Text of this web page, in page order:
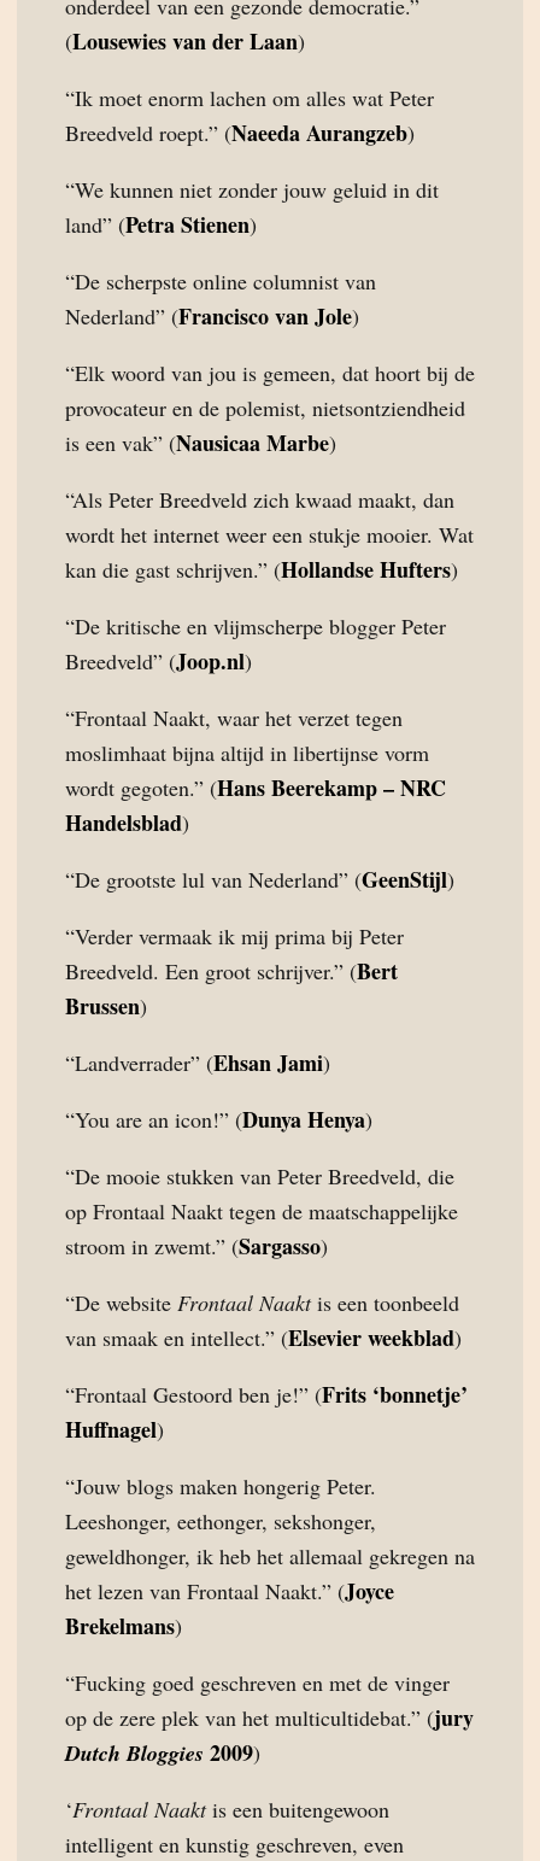
onderdeel van een gezonde democratie.”
(Lousewies van der Laan)
“Ik moet enorm lachen om alles wat Peter
Breedveld roept.” (Naeeda Aurangzeb)
“We kunnen niet zonder jouw geluid in dit
land” (Petra Stienen)
“De scherpste online columnist van
Nederland” (Francisco van Jole)
“Elk woord van jou is gemeen, dat hoort bij de
provocateur en de polemist, nietsontziendheid
is een vak” (Nausicaa Marbe)
“Als Peter Breedveld zich kwaad maakt, dan
wordt het internet weer een stukje mooier. Wat
kan die gast schrijven.” (Hollandse Hufters)
“De kritische en vlijmscherpe blogger Peter
Breedveld” (Joop.nl)
“Frontaal Naakt, waar het verzet tegen
moslimhaat bijna altijd in libertijnse vorm
wordt gegoten.” (Hans Beerekamp – NRC
Handelsblad)
“De grootste lul van Nederland” (GeenStijl)
“Verder vermaak ik mij prima bij Peter
Breedveld. Een groot schrijver.” (Bert
Brussen)
“Landverrader” (Ehsan Jami)
“You are an icon!” (Dunya Henya)
“De mooie stukken van Peter Breedveld, die
op Frontaal Naakt tegen de maatschappelijke
stroom in zwemt.” (Sargasso)
“De website Frontaal Naaktis een toonbeeld
van smaak en intellect.” (Elsevier weekblad)
“Frontaal Gestoord ben je!” (Frits ‘bonnetje’
Huffnagel)
“Jouw blogs maken hongerig Peter.
Leeshonger, eethonger, sekshonger,
geweldhonger, ik heb het allemaal gekregen na
het lezen van Frontaal Naakt.” (Joyce
Brekelmans)
“Fucking goed geschreven en met de vinger
op de zere plek van het multicultidebat.” (jury
Dutch Bloggies 2009)
‘Frontaal Naaktis een buitengewoon
intelligent en kunstig geschreven, even